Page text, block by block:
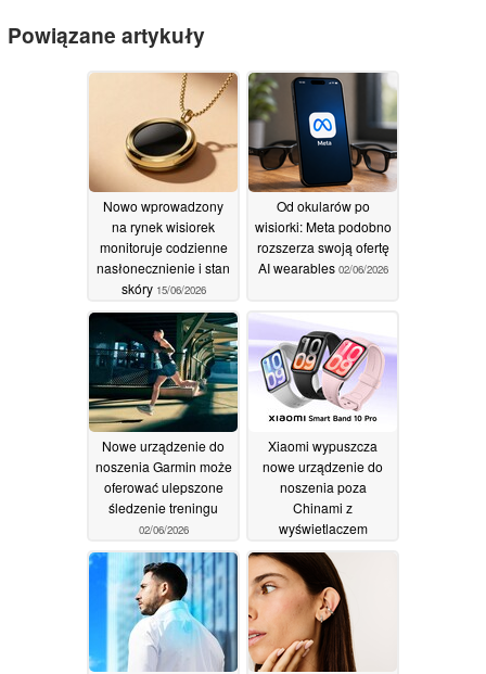
Powiązane artykuły
Nowo wprowadzony
na rynek wisiorek
monitoruje codzienne
nasłonecznienie i stan
skóry 15/06/2026
Od okularów po
wisiorki: Meta podobno
rozszerza swoją ofertę
AI wearables 02/06/2026
Nowe urządzenie do
noszenia Garmin może
oferować ulepszone
śledzenie treningu
02/06/2026
Xiaomi wypuszcza
nowe urządzenie do
noszenia poza
Chinami z
wyświetlaczem
AMOLED o
rozdzielczości 2000
nitów i 21-dniowym
czasem pracy na
baterii26/05/2026